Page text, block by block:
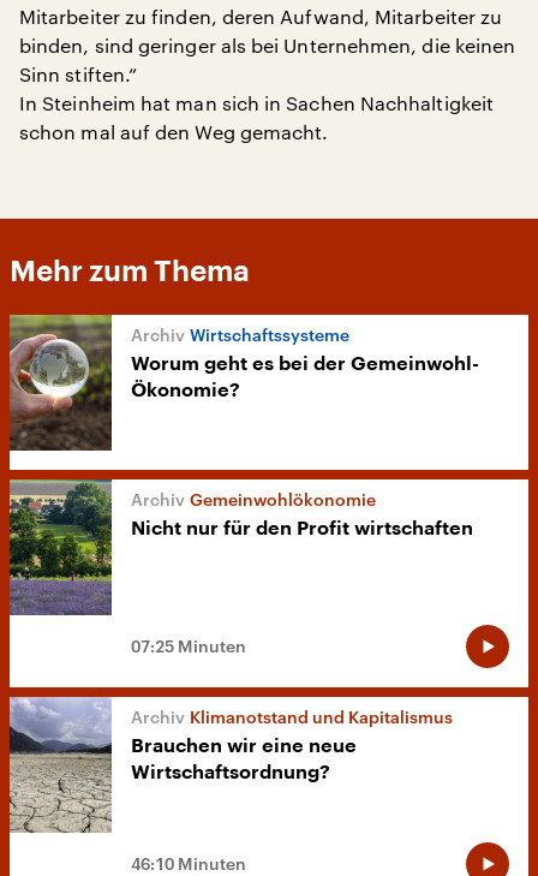
Mitarbeiter zu finden, deren Aufwand, Mitarbeiter zu
binden, sind geringer als bei Unternehmen, die keinen
Sinn stiften.“
In Steinheim hat man sich in Sachen Nachhaltigkeit
schon mal auf den Weg gemacht.
Mehr zum Thema
Wirtschaftssysteme
Worum geht es bei der Gemeinwohl-
Ökonomie?
Gemeinwohlökonomie
Nicht nur für den Profit wirtschaften
07:25 Minuten
Klimanotstand und Kapitalismus
Brauchen wir eine neue
Wirtschaftsordnung?
46:10 Minuten